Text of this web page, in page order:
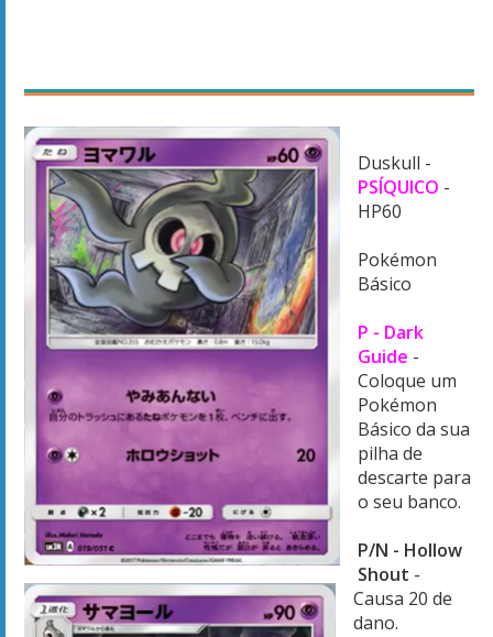
Duskull -
PSÍQUICO -
HP60
Pokémon
Básico
P - Dark
Guide -
Coloque um
Pokémon
Básico da sua
pilha de
descarte para
o seu banco.
P/N - Hollow
Shout -
Causa 20 de
dano.